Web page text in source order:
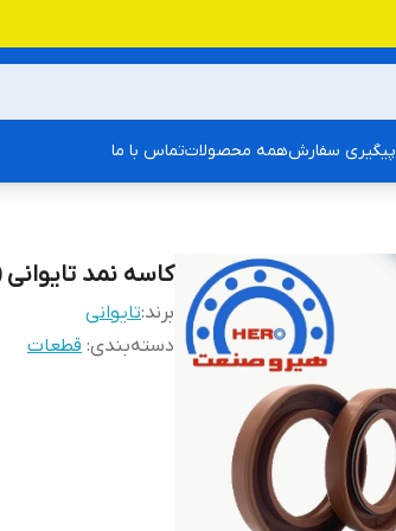
پیگیری سفارشهمه محصولاتتماس با ما
کاسه نمد تایوانی
برند:تایوانی
دسته‌بندی: قطعات